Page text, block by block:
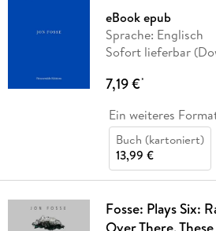
eBook epub
Sprache: Englisch
Sofort lieferbar
7,19 €*
Ein weiteres
Buch (kartoniert)
13,99 €
Fosse: Plays Six: